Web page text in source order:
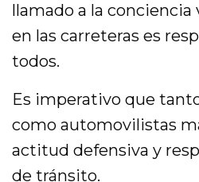
llamado a la conciencia
en las carreteras es
todos.
Es imperativo que
como automovilistas
actitud defensiva y
de tránsito.